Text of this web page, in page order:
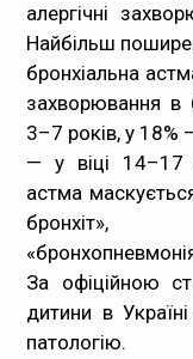
алергічні
Найбільш
бронхіальна
захворювання в
3–7 років, у 18%
— у віці 14–17
астма
бронхіт»,
За офіційною
дитини в
патологію.